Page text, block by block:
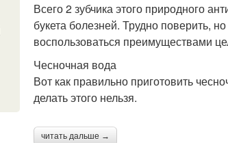
Всего 2 зубчика этого природного
букета болезней. Трудно поверить,
воспользоваться преимуществами
Чесночная вода
Вот как правильно приготовить
делать этого нельзя.
читать дальше →